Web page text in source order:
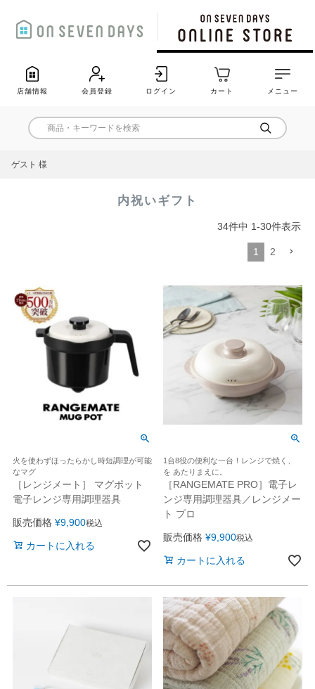
店舗情報 会員登録 ログイン カート メニュー
ゲスト 様
内祝いギフト
34件中 1-30件表示
1 2
火を使わずほったらかし時短調理が可能
なマグ
［レンジメート］ マグポット
電子レンジ専用調理器具
販売価格 ¥9,900税込
カートに入れる
1台8役の便利な一台！レンジで焼く、
を あたりまえに。
［RANGEMATE PRO］電子レ
ンジ専用調理器具／レンジメー
ト プロ
販売価格 ¥9,900税込
カートに入れる